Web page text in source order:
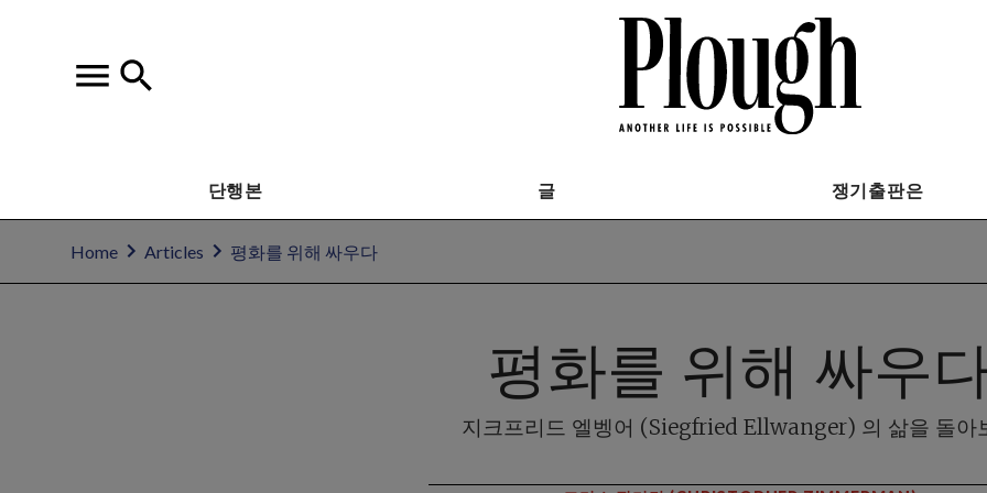
단행본 글 쟁기출판은
Home Articles 평화를 위해 싸우다
평화를 위해 싸우
지크프리드 엘벵어 (Siegfried Ellwanger) 의 삶을 돌아